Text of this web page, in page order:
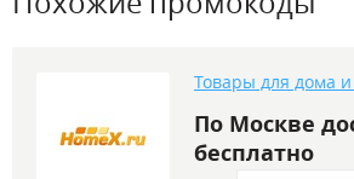
Товары для дома
По Москве
бесплатно